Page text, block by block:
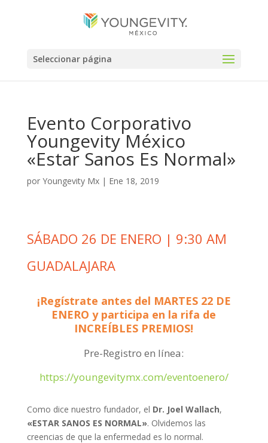
Seleccionar página
Evento Corporativo
Youngevity México
«Estar Sanos Es Normal»
por Youngevity Mx| Ene 18, 2019
SÁBADO 26 DE ENERO | 9:30 AM
GUADALAJARA
¡Regístrate antes del MARTES 22 DE
ENERO y participa en la rifa de
INCREÍBLES PREMIOS!
Pre-Registro en línea:
https://youngevitymx.com/eventoenero/
Como dice nuestro fundador, el Dr. Joel Wallach,
«ESTAR SANOS ES NORMAL». Olvidemos las
creencias de que la enfermedad es lo normal.